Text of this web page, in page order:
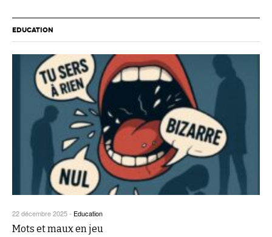
EDUCATION
22 décembre 2025- Education
Mots et maux en jeu